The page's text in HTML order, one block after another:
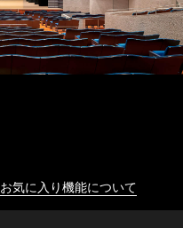
お気に入り機能について